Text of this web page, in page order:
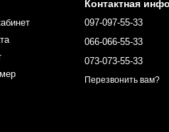
Контактная
097-097-55-33
066-066-55-33
073-073-55-33
Перезвонить вам?